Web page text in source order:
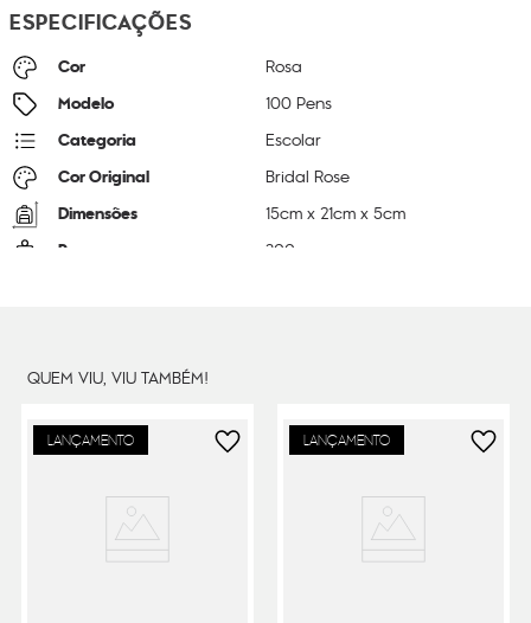
ESPECIFICAÇÕES
Cor Rosa
Modelo 100 Pens
Categoria Escolar
Cor Original Bridal Rose
Dimensões 15cm x21cm x5cm
Peso 300
QUEM VIU, VIU TAMBÉM!
LANÇAMENTO LANÇAMENTO